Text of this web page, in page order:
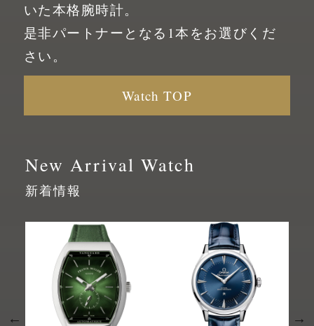
いた本格腕時計。
是非パートナーとなる1本をお選びくだ
さい。
Watch TOP
New Arrival Watch
新着情報